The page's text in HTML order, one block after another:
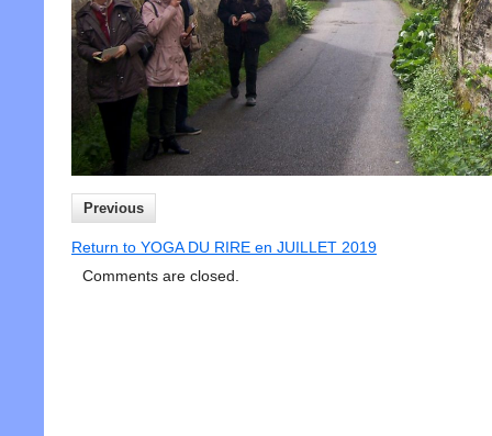
Previous
Return to YOGA DU RIRE en JUILLET 2019
Comments are closed.